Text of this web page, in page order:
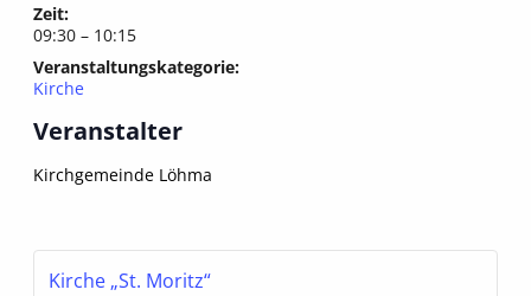
Zeit:
09:30 – 10:15
Veranstaltungskategorie:
Kirche
Veranstalter
Kirchgemeinde Löhma
Kirche „St. Moritz“